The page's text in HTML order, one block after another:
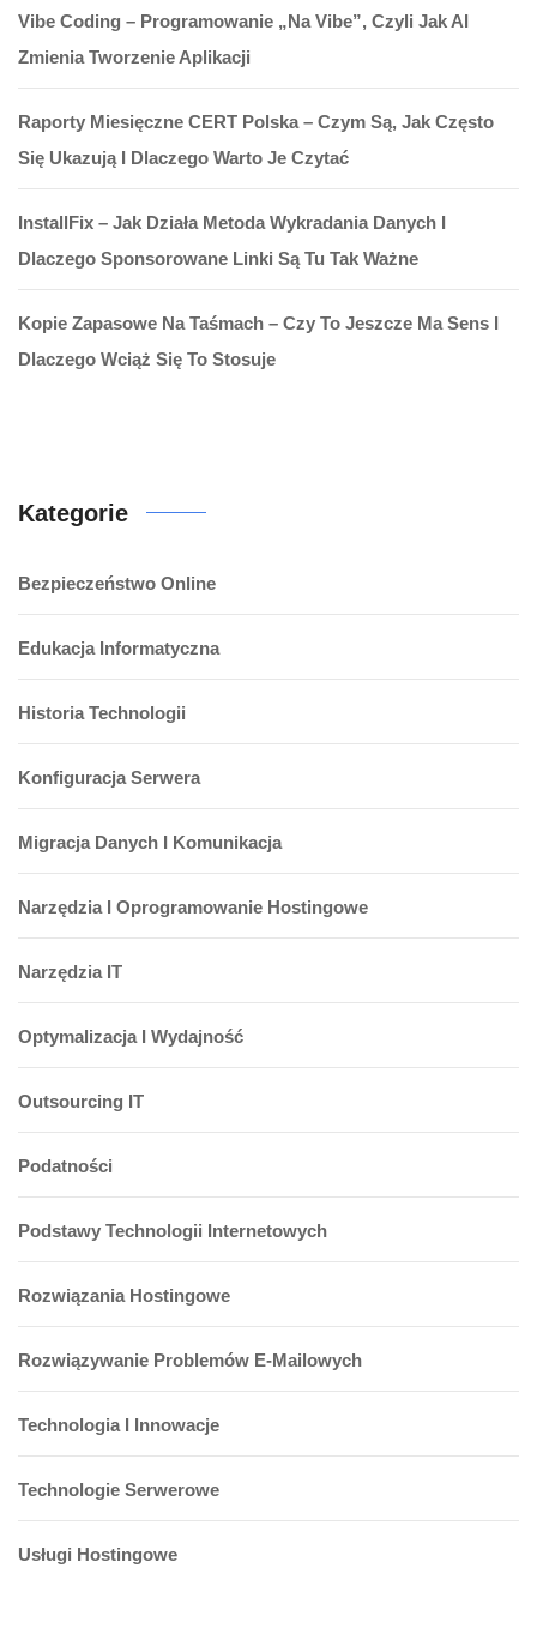
Vibe Coding – Programowanie „na Vibe”, Czyli Jak AI
Zmienia Tworzenie Aplikacji
Raporty Miesięczne CERT Polska – Czym Są, Jak Często
Się Ukazują I Dlaczego Warto Je Czytać
InstallFix – Jak Działa Metoda Wykradania Danych I
Dlaczego Sponsorowane Linki Są Tu Tak Ważne
Kopie Zapasowe Na Taśmach – Czy To Jeszcze Ma Sens I
Dlaczego Wciąż Się To Stosuje
Kategorie
Bezpieczeństwo Online
Edukacja Informatyczna
Historia Technologii
Konfiguracja Serwera
Migracja Danych I Komunikacja
Narzędzia I Oprogramowanie Hostingowe
Narzędzia IT
Optymalizacja I Wydajność
Outsourcing IT
Podatności
Podstawy Technologii Internetowych
Rozwiązania Hostingowe
Rozwiązywanie Problemów E-Mailowych
Technologia I Innowacje
Technologie Serwerowe
Usługi Hostingowe